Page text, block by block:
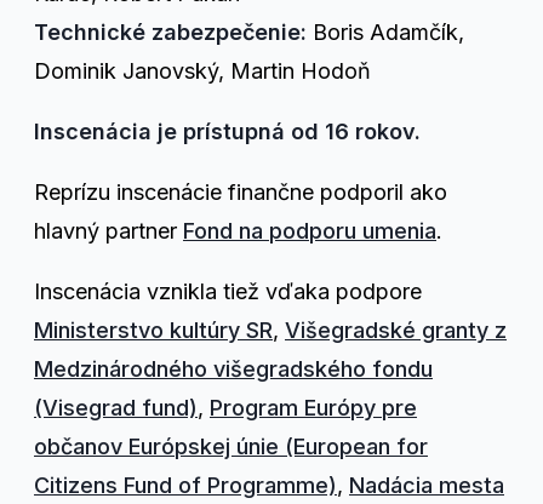
Technické zabezpečenie: Boris Adamčík,
Dominik Janovský, Martin Hodoň
Inscenácia je prístupná od 16 rokov.
Reprízu inscenácie finančne podporil ako
hlavný partner Fond na podporu umenia.
Inscenácia vznikla tiež vďaka podpore
Ministerstvo kultúry SR, Višegradské granty z
Medzinárodného višegradského fondu
(Visegrad fund), Program Európy pre
občanov Európskej únie (European for
Citizens Fund of Programme), Nadácia mesta